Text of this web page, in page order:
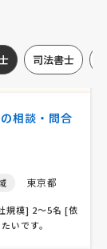
司法書士
の業種] サービ
、〇労災保険・
求人票提出 〇36
東京都
模] 2〜5名 [依